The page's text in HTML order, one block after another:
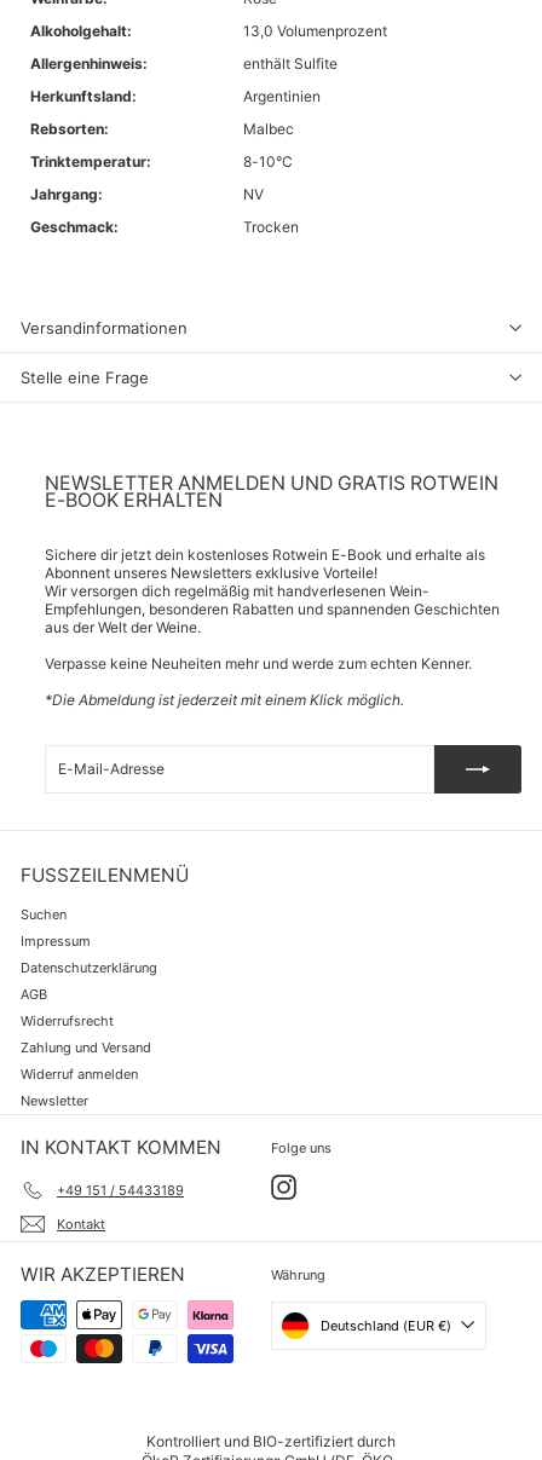
Alkoholgehalt:
13,0 Volumenprozent
Allergenhinweis:
enthält Sulfite
Herkunftsland:
Argentinien
Rebsorten:
Malbec
Trinktemperatur:
8-10°C
Jahrgang:
NV
Geschmack:
Trocken
Versandinformationen
Stelle eine Frage
NEWSLETTER ANMELDEN UND GRATIS ROTWEIN
E-BOOK ERHALTEN
Sichere dir jetzt dein kostenloses Rotwein E-Book und erhalte als
Abonnent unseres Newsletters exklusive Vorteile!
Wir versorgen dich regelmäßig mit handverlesenen Wein-
Empfehlungen, besonderen Rabatten und spannenden Geschichten
aus der Welt der Weine.
Verpasse keine Neuheiten mehr und werde zum echten Kenner.
*Die Abmeldung ist jederzeit mit einem Klick möglich.
Mail-
FUSSZEILENMENÜ
Suchen
Impressum
Datenschutzerklärung
AGB
Widerrufsrecht
Zahlung und Versand
Widerruf anmelden
Newsletter
IN KONTAKT KOMMEN
+49 151 / 54433189
Kontakt
Folge uns
Instagram
WIR AKZEPTIEREN Währung
Deutschland (EUR €)
Kontrolliert und BIO-zertifiziert durch